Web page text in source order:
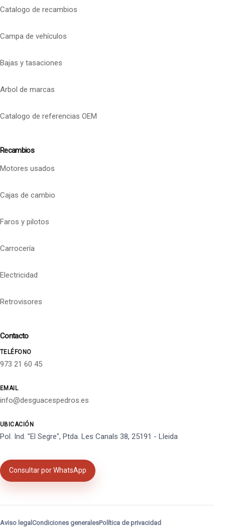
Catalogo de recambios
Campa de vehículos
Bajas y tasaciones
Arbol de marcas
Catalogo de referencias OEM
Recambios
Motores usados
Cajas de cambio
Faros y pilotos
Carrocería
Electricidad
Retrovisores
Contacto
TELÉFONO
973 21 60 45
EMAIL
info@desguacespedros.es
UBICACIÓN
Pol. Ind. "El Segre", Ptda. Les Canals 38, 25191 - Lleida
Consultar por WhatsApp
Aviso legalCondiciones generalesPolítica de privacidad